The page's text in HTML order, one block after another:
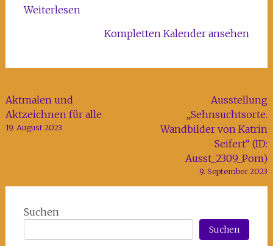
Rechenzentrum
Weiterlesen
Kompletten Kalender ansehen
Beitragsnavigation
Aktmalen und
Aktzeichnen für alle
19. August 2023
Ausstellung
„Sehnsuchtsorte.
Wandbilder von Katrin
Seifert“ (ID:
Ausst_2309_Pom)
9. September 2023
Suchen
Suchen